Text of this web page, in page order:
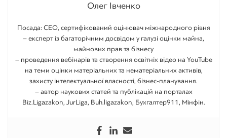
Олег Івченко
Посада: CEO, сертифікований оцінювач міжнародного рівня
– експерт із багаторічним досвідом у галузі оцінки майна,
майнових прав та бізнесу
– проведення вебінарів та створення освітніх відео на YouTube
на теми оцінки матеріальних та нематеріальних активів,
захисту інтелектуальної власності, бізнес-планування.
– автор наукових статей та публікацій на порталах
Biz.Ligazakon, JurLiga, Buh.ligazakon, Бухгалтер911, Мінфін.